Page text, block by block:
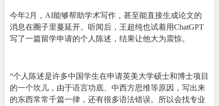
今年2月，AI能够帮助学术写作，甚至能直接生成论文的
消息在圈子里蔓延开。听闻后，王超纯也试着用ChatGPT
写了一篇留学申请的个人陈述，结果让他大为震惊。
“个人陈述是许多中国学生在申请英美大学硕士和博士项目
的一个坎儿，由于语言功底、中西方思维等原因，写出来
的东西常常千篇一律，还有很多语法错误。所以会找专业